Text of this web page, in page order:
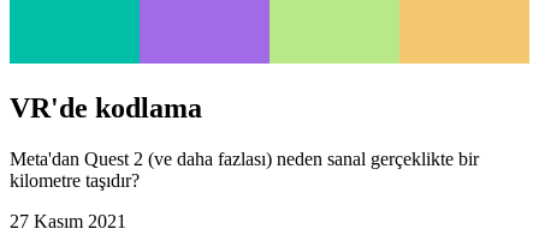
VR'de kodlama